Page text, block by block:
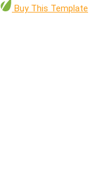
Buy This Template